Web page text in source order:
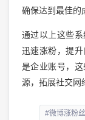
确保达到最佳的
通过以上这些
迅速涨粉，提
是企业账号，
源，拓展社交网
#微博涨粉丝